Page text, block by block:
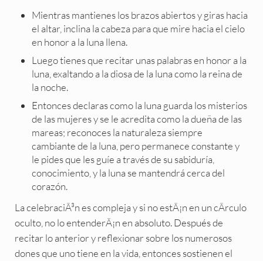
Mientras mantienes los brazos abiertos y giras hacia
el altar, inclina la cabeza para que mire hacia el cielo
en honor a la luna llena.
Luego tienes que recitar unas palabras en honor a la
luna, exaltando a la diosa de la luna como la reina de
la noche.
Entonces declaras como la luna guarda los misterios
de las mujeres y se le acredita como la dueña de las
mareas; reconoces la naturaleza siempre
cambiante de la luna, pero permanece constante y
le pides que les guíe a través de su sabiduría,
conocimiento, y la luna se mantendrá cerca del
corazón.
La celebraciÃ³n es compleja y si no estÃ¡n en un cÃrculo
oculto, no lo entenderÃ¡n en absoluto. Después de
recitar lo anterior y reflexionar sobre los numerosos
dones que uno tiene en la vida, entonces sostienen el